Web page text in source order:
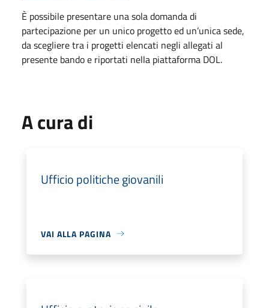
È possibile presentare una sola domanda di
partecipazione per un unico progetto ed un’unica sede,
da scegliere tra i progetti elencati negli allegati al
presente bando e riportati nella piattaforma DOL.
A cura di
Ufficio politiche giovanili
VAI ALLA PAGINA